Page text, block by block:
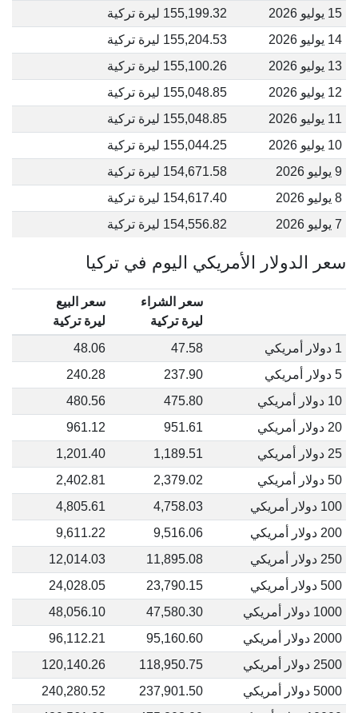
15 يوليو 2026
155,199.32 ليرة تركية
14 يوليو 2026
155,204.53 ليرة تركية
13 يوليو 2026
155,100.26 ليرة تركية
12 يوليو 2026
155,048.85 ليرة تركية
11 يوليو 2026
155,048.85 ليرة تركية
10 يوليو 2026
155,044.25 ليرة تركية
9 يوليو 2026
154,671.58 ليرة تركية
8 يوليو 2026
154,617.40 ليرة تركية
7 يوليو 2026
154,556.82 ليرة تركية
سعر الدولار الأمريكي اليوم في تركيا
سعر الشراء
ليرة تركية
سعر البيع
ليرة تركية
1 دولار أمريكي
47.58
48.06
5 دولار أمريكي
237.90
240.28
10 دولار أمريكي
475.80
480.56
20 دولار أمريكي
951.61
961.12
25 دولار أمريكي
1,189.51
1,201.40
50 دولار أمريكي
2,379.02
2,402.81
100 دولار أمريكي
4,758.03
4,805.61
200 دولار أمريكي
9,516.06
9,611.22
250 دولار أمريكي
11,895.08
12,014.03
500 دولار أمريكي
23,790.15
24,028.05
1000 دولار أمريكي
47,580.30
48,056.10
2000 دولار أمريكي
95,160.60
96,112.21
2500 دولار أمريكي
118,950.75
120,140.26
5000 دولار أمريكي
237,901.50
240,280.52